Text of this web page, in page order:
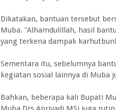
Dikatakan, bantuan tersebut
Muba. "Alhamdulillah, hasil
yang terkena dampak
Sementara itu, sebelumnya
kegiatan sosial lainnya di Muba
Bahkan, beberapa kali Bupati